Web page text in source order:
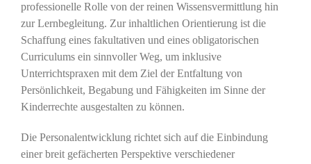
professionelle Rolle von der reinen Wissensvermittlung hin
zur Lernbegleitung. Zur inhaltlichen Orientierung ist die
Schaffung eines fakultativen und eines obligatorischen
Curriculums ein sinnvoller Weg, um inklusive
Unterrichtspraxen mit dem Ziel der Entfaltung von
Persönlichkeit, Begabung und Fähigkeiten im Sinne der
Kinderrechte ausgestalten zu können.
Die Personalentwicklung richtet sich auf die Einbindung
einer breit gefächerten Perspektive verschiedener